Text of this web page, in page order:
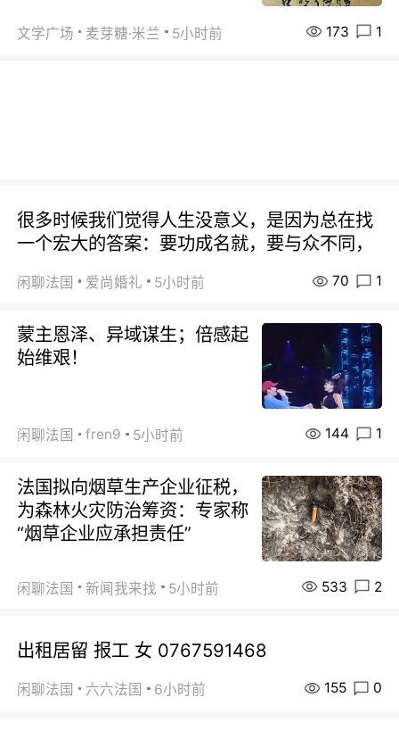
文学广场 麦芽糖·米兰 5小时前 173 1
很多时候我们觉得人生没意义，是因为总在找
一个宏大的答案：要功成名就，要与众不同，
闲聊法国 爱尚婚礼 5小时前 70 1
蒙主恩泽、异域谋生；倍感起
始维艰！
闲聊法国 fren9 5小时前 144 1
法国拟向烟草生产企业征税，
为森林火灾防治筹资：专家称
“烟草企业应承担责任”
闲聊法国 新闻我来找 5小时前 533 2
出租居留 报工 女 0767591468
闲聊法国 六六法国 6小时前 155 0